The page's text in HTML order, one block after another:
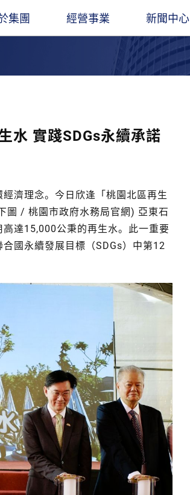
集團
團隊
企業總覽​
大事紀要
經營事業
電信科技
百貨零售
觀光旅館
水泥建材
社會公益
蓋亞
新聞中心
最新消息
線上刊物
刊
東ESG
與創新能力
水 實踐SDGs永續承諾
濟理念。今日欣逢「桃園北區再生
圖 / 桃園市政府水務局官網) 亞東石
達15,000公秉的再生水。此一重要
國永續發展目標（SDGs）中第12